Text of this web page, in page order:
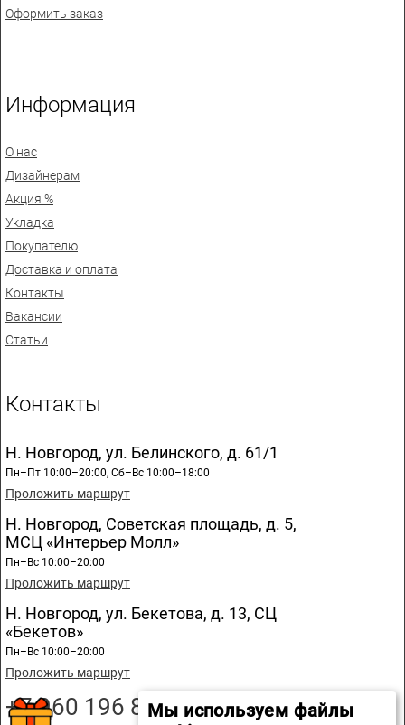
Оформить заказ
Информация
О нас
Дизайнерам
Акция %
Укладка
Покупателю
Доставка и оплата
Контакты
Вакансии
Статьи
Контакты
Н. Новгород, ул. Белинского, д. 61/1
Пн–Пт 10:00–20:00, Сб–Вс 10:00–18:00
Проложить маршрут
Н. Новгород, Советская площадь, д. 5,
МСЦ «Интерьер Молл»
Пн–Вс 10:00–20:00
Проложить маршрут
Н. Новгород, ул. Бекетова, д. 13, СЦ
«Бекетов»
Пн–Вс 10:00–20:00
Проложить маршрут
+7 960 196 89 20Мы используем файлы